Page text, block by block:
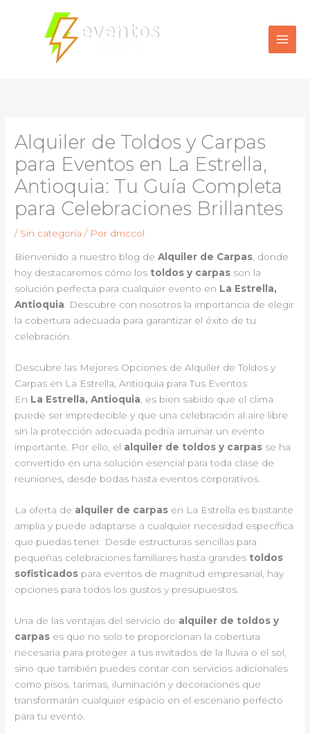
contenido
Alquiler de Toldos y Carpas
para Eventos en La Estrella,
Antioquia: Tu Guía Completa
para Celebraciones Brillantes
/ Sin categoría / Por dmccol
Bienvenido a nuestro blog deAlquiler de Carpas, donde
hoy destacaremos cómo los toldos y carpas son la
solución perfecta para cualquier evento en La Estrella,
Antioquia. Descubre con nosotros la importancia de elegir
la cobertura adecuada para garantizar el éxito de tu
celebración.
Descubre las Mejores Opciones de Alquiler de Toldos y
Carpas en La Estrella, Antioquia para Tus Eventos
En La Estrella, Antioquia , es bien sabido que el clima
puede ser impredecible y que una celebración al aire libre
sin la protección adecuada podría arruinar un evento
importante. Por ello, el alquiler de toldos y carpas se ha
convertido en una solución esencial para toda clase de
reuniones, desde bodas hasta eventos corporativos.
La oferta de alquiler de carpas en La Estrella es bastante
amplia y puede adaptarse a cualquier necesidad específica
que puedas tener. Desde estructuras sencillas para
pequeñas celebraciones familiares hasta grandes toldos
sofisticados para eventos de magnitud empresarial, hay
opciones para todos los gustos y presupuestos.
Una de las ventajas del servicio de alquiler de toldos y
carpas es que no solo te proporcionan la cobertura
necesaria para proteger a tus invitados de la lluvia o el sol,
sino que también puedes contar con servicios adicionales
como pisos, tarimas, iluminación y decoraciones que
transformarán cualquier espacio en el escenario perfecto
para tu evento.